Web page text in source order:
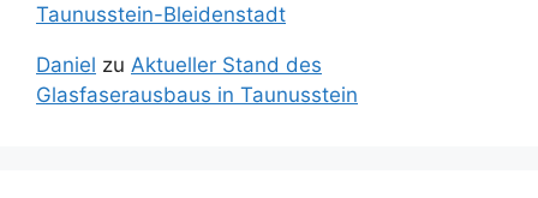
Taunusstein-Bleidenstadt
Daniel zu Aktueller Stand des
Glasfaserausbaus in Taunusstein